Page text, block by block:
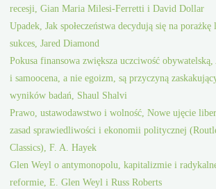
recesji, Gian Maria Milesi-Ferretti i David Dollar
Upadek, Jak społeczeństwa decydują się na porażkę
sukces, Jared Diamond
Pokusa finansowa zwiększa uczciwość
i samoocena, a nie egoizm, są przyczyną
wyników badań, Shaul Shalvi
Prawo, ustawodawstwo i wolność, Nowe ujęcie
zasad sprawiedliwości i ekonomii politycznej
Classics), F. A. Hayek
Glen Weyl o antymonopolu, kapitalizmie i
reformie, E. Glen Weyl i Russ Roberts